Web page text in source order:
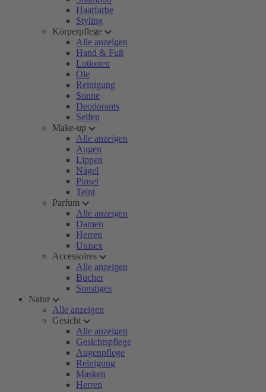
Haarfarbe
Styling
Körperpflege
Alle anzeigen
Hand & Fuß
Lotionen
Öle
Reinigung
Sonne
Deodorants
Seifen
Make-up
Alle anzeigen
Augen
Lippen
Nägel
Pinsel
Teint
Parfum
Alle anzeigen
Damen
Herren
Unisex
Accessoires
Alle anzeigen
Bücher
Sonstiges
Natur
Alle anzeigen
Gesicht
Alle anzeigen
Gesichtspflege
Augenpflege
Reinigung
Masken
Herren